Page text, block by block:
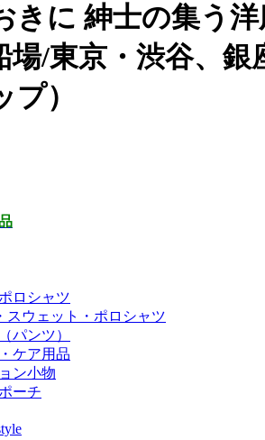
きに 紳士の集う
場/東京・渋谷、
）
ロシャツ
スウェット・ポロシャツ
パンツ）
ケア用品
ン小物
ーチ